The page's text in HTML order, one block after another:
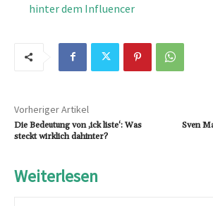
hinter dem Influencer
Vorheriger Artikel
Die Bedeutung von ‚ick liste‘: Was
steckt wirklich dahinter?
Sven
Weiterlesen